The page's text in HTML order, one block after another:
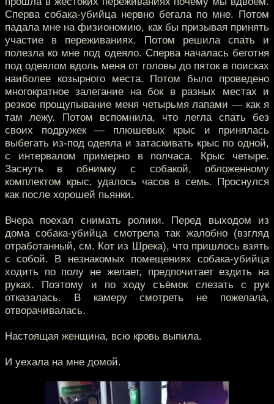
Сперва собака-убийца нервно бегала по мне. Потом
падала мне на физиономию, как бы призывая принять
участие в переживаниях. Потом решила спать и
полезла ко мне под одеяло. Сперва началась беготня
под одеялом вдоль меня от головы до пяток в поисках
наиболее козырного места. Потом было проведено
многократное залегание на бок в разных местах и
резкое прощупывание меня четырьмя лапами — как я
там лежу. Потом вспомнила, что легла спать без
своих подружек — плюшевых крыс и принялась
выбегать из-под одеяла и затаскивать крыс по одной,
с интервалом примерно в полчаса. Крыс четыре.
Заснуть в обнимку с собакой, обложенному
комплектом крыс, удалось часов в семь. Проснулся
как после хорошей пьянки.
Вчера поехал снимать ролики. Перед выходом из
дома собака-убийца смотрела так жалобно (взгляд
отработанный, см. Кот из Шрека), что пришлось взять
с собой. В незнакомых помещениях собака-убийца
ходить по полу не желает, предпочитает ездить на
руках. Поэтому и по ходу съёмок слезать с рук
отказалась. В камеру смотреть не пожелала,
отворачивалась.
Настоящая женщина, всю кровь выпила.
И уехала на мне домой.